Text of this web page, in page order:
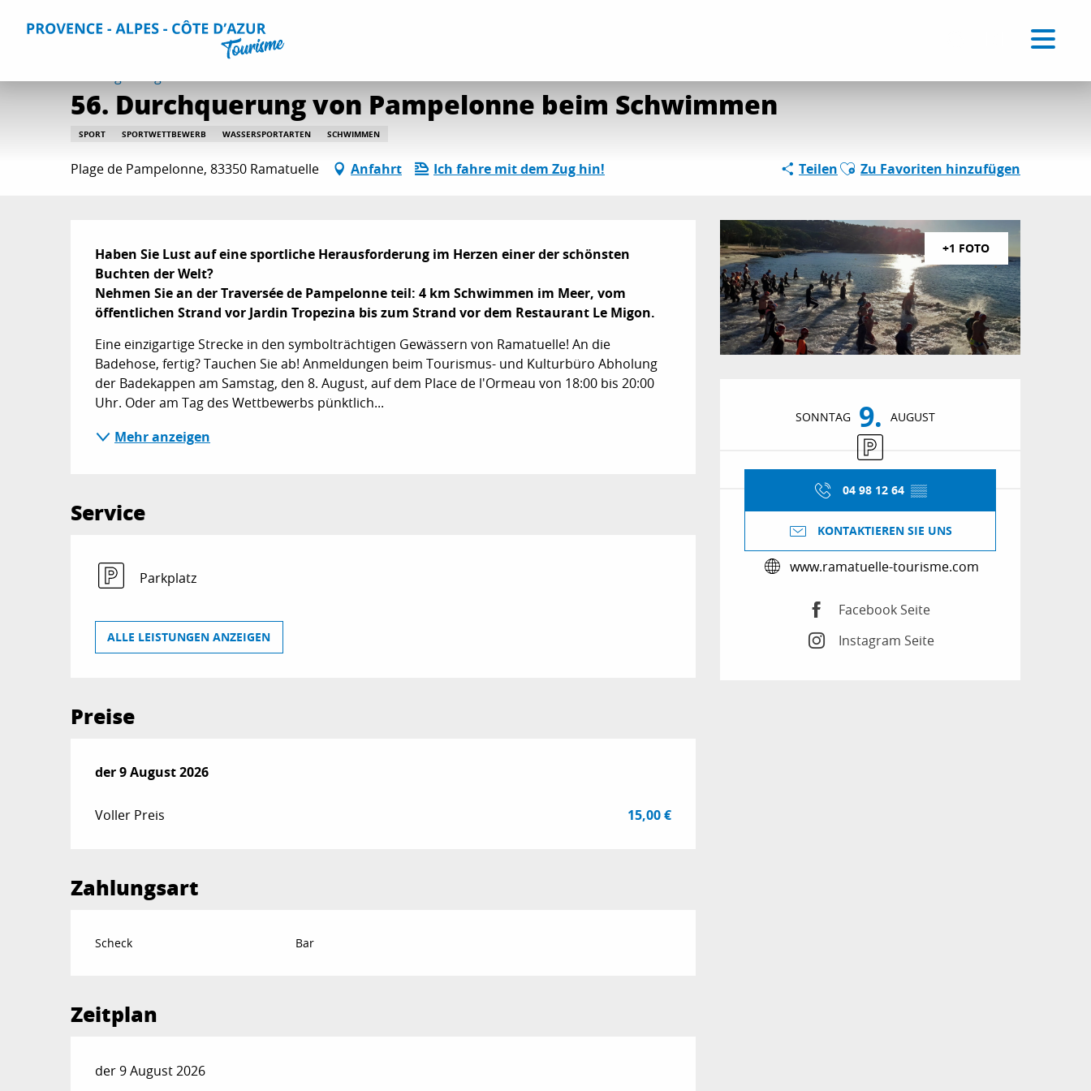
Home Aktivitäten Ausgehtipps und Veranstaltungskalender
56. Durchquerung von Pampelonne beim Schwimmen
SPORT SPORTWETTBEWERB WASSERSPORTARTEN SCHWIMMEN
Plage de Pampelonne, 83350 Ramatuelle Anfahrt Ich fahre mit dem Zug hin! TeilenAjouter aux favoris
Zu Favoriten hinzufügen
+1 FOTO
Öffnungszeiten &
SONNTAG 9. AUGUST
Parkplatz
04 98 12 64 ▒▒
KONTAKTIEREN SIE UNS
www.ramatuelle-tourisme.com
Facebook Seite
Instagram Seite
Beschreibung
Haben Sie Lust auf eine sportliche Herausforderung im Herzen einer der schönsten
Buchten der Welt?
Nehmen Sie an der Traversée de Pampelonne teil: 4 km Schwimmen im Meer, vom
öffentlichen Strand vor Jardin Tropezina bis zum Strand vor dem Restaurant Le Migon.
Eine einzigartige Strecke in den symbolträchtigen Gewässern von Ramatuelle! An die
Badehose, fertig? Tauchen Sie ab! Anmeldungen beim Tourismus- und Kulturbüro Abholung
der Badekappen am Samstag, den 8. August, auf dem Place de l'Ormeau von 18:00 bis 20:00
Uhr. Oder am Tag des Wettbewerbs pünktlich...
Mehr anzeigen
Service
Parkplatz
ALLE LEISTUNGEN ANZEIGEN
Preise
der9 August 2026
der9 August 2026
Voller Preis 15,00 €
Zahlungsart
Scheck Bar
Zeitplan
der 9 August 2026